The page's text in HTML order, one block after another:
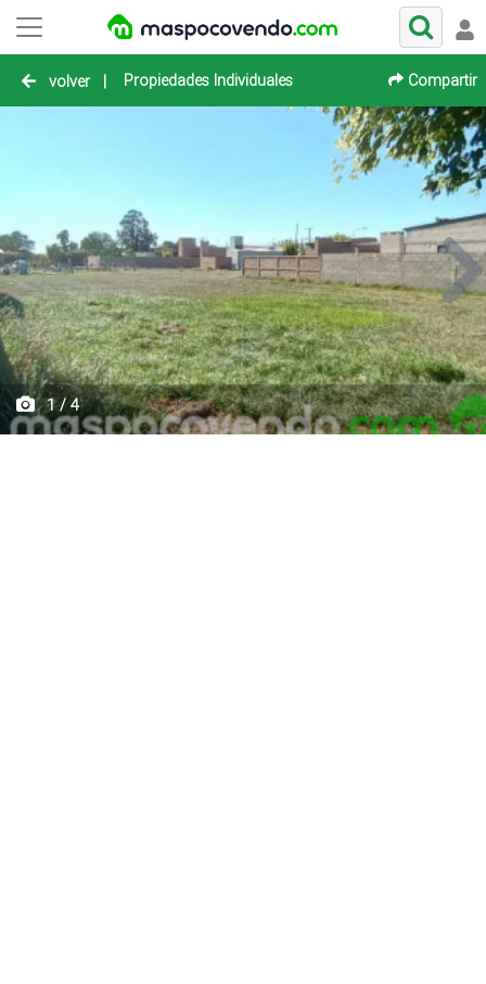
volver | Propiedades Individuales Compartir
1 / 4